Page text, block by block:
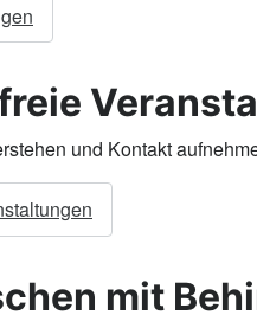
und Kontakt
mit